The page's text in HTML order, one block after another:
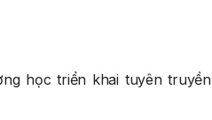
học triển khai tuyên truyền